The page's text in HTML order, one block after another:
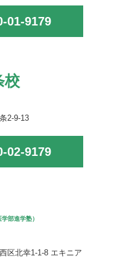
01-9179
校
2-9-13
02-9179
学部進学塾）
区北幸1-1-8 エキニア